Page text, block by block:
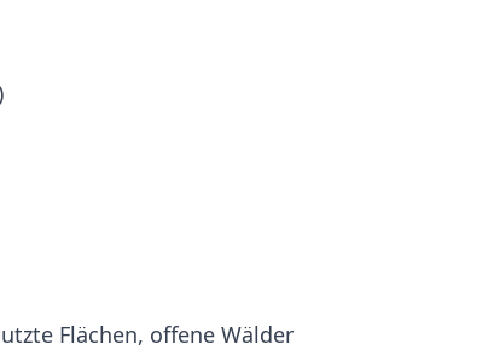
Flächen, offene Wälder